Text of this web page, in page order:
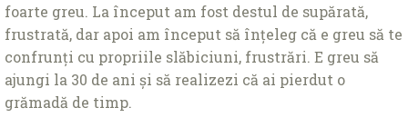
foarte greu. La început am fost destul de supărată,
frustrată, dar apoi am început să înțeleg că e greu să te
confrunți cu propriile slăbiciuni, frustrări. E greu să
ajungi la 30 de ani și să realizezi că ai pierdut o
grămadă de timp.